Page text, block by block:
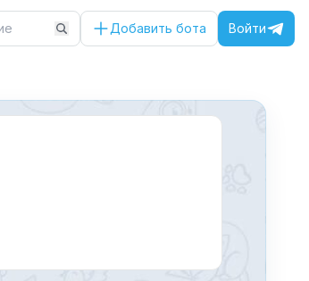
Добавить бота Войти